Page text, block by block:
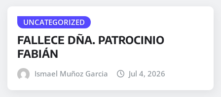
UNCATEGORIZED
FALLECE DÑA. PATROCINIO
FABIÁN
Ismael Muñoz Garcia Jul 4, 2026